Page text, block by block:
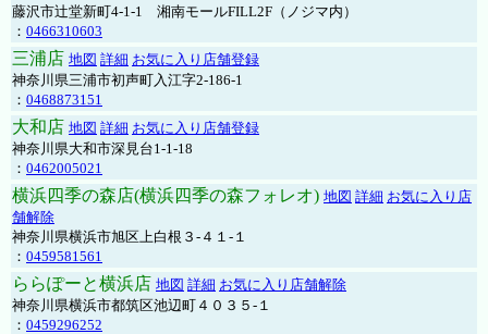
藤沢市辻堂新町4-1-1 湘南モールFILL2F（ノジマ内）
： 0466310603
三浦店 地図 詳細 お気に入り店舗登録
神奈川県三浦市初声町入江字2-186-1
： 0468873151
大和店 地図 詳細 お気に入り店舗登録
神奈川県大和市深見台1-1-18
： 0462005021
横浜四季の森店(横浜四季の森フォレオ) 地図 詳細 お気に入り店
舗解除
神奈川県横浜市旭区上白根３-４１-１
： 0459581561
ららぽーと横浜店 地図 詳細 お気に入り店舗解除
神奈川県横浜市都筑区池辺町４０３５-１
： 0459296252